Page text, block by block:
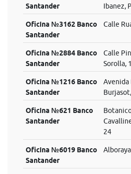
Santander
Ibanez,
Oficina №3162 Banco
Santander
Calle
Oficina №2884 Banco
Santander
Calle
Sorolla,
Oficina №1216 Banco
Santander
Avenida
Oficina №621 Banco
Santander
24
Oficina №6019 Banco
Santander